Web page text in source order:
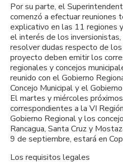
Por su parte, el
comenzó a efectuar reuniones
explicativo en las 11 regiones
el interés de los
resolver dudas respecto de
proyecto deben emitir los
regionales y concejos
reunido con el Gobierno
Concejo Municipal y el
El martes y miércoles
correspondientes a la VI
Gobierno Regional y los
Rancagua, Santa Cruz y
9 de septiembre, estará en
Los requisitos legales